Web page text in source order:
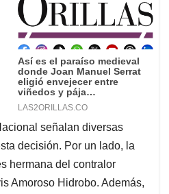
señalan diversas
decisión. Por un lado, la
hermana del contralor
Amoroso Hidrobo. Además,